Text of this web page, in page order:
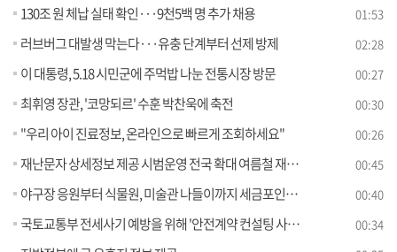
130조 원 체납 실태 확인···9천5백 명 추가 채용 01:53
러브버그 대발생 막는다···유충 단계부터 선제 방제 02:28
이 대통령, 5.18 시민군에 주먹밥 나눈 전통시장 방문 00:27
최휘영 장관, '코망되르' 수훈 박찬욱에 축전 00:30
"우리 아이 진료정보, 온라인으로 빠르게 조회하세요" 00:26
재난문자 상세정보 제공 시범운영 전국 확대 여름철 재난정보 전달 강화 00:45
야구장 응원부터 식물원, 미술관 나들이까지 세금포인트로 누리는 힐링포인트 00:40
국토교통부 전세사기 예방을 위해 '안전계약 컨설팅 사업' 시행 00:34